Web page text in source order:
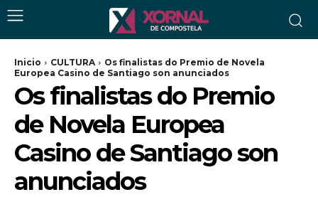
Inicio CULTURA
Os finalistas do Premio de Novela
Europea Casino de Santiago son anunciados
Os finalistas do Premio
de Novela Europea
Casino de Santiago son
anunciados